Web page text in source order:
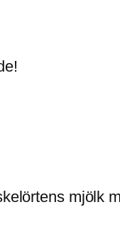
mjölk